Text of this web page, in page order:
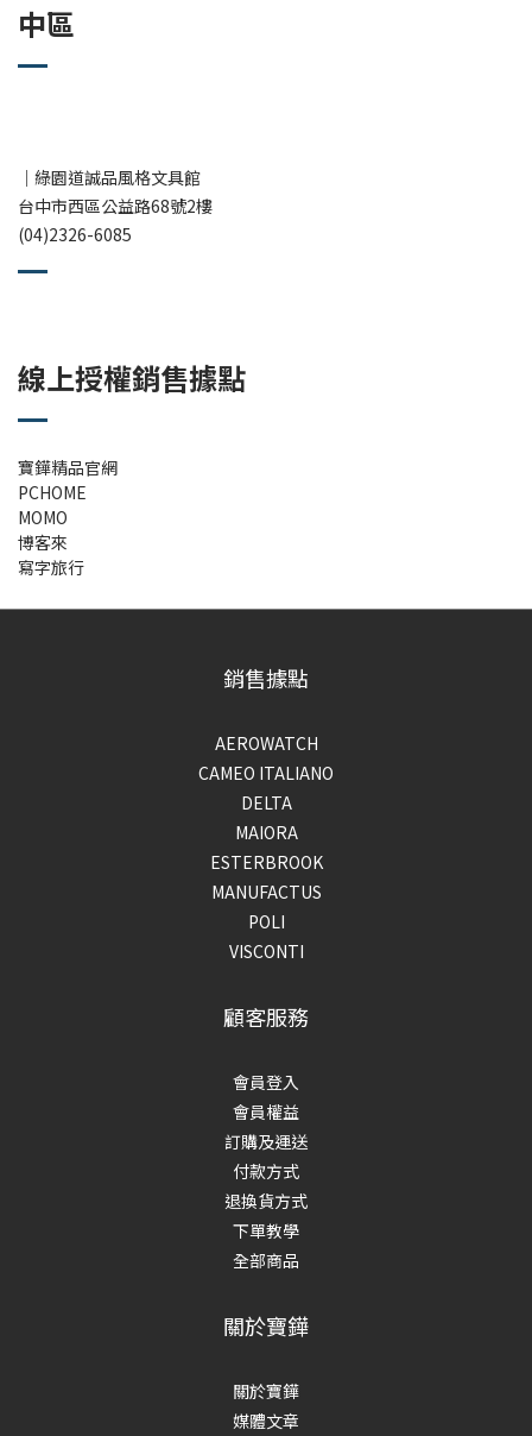
中區
｜綠園道誠品風格文具館
台中市西區公益路68號2樓
(04)2326-6085
線上授權銷售據點
寶鏵精品官網
PCHOME
MOMO
博客來
寫字旅行
銷售據點
AEROWATCH
CAMEO ITALIANO
DELTA
MAIORA
ESTERBROOK
MANUFACTUS
POLI
VISCONTI
顧客服務
會員登入
會員權益
訂購及運送
付款方式
退換貨方式
下單教學
全部商品
關於寶鏵
關於寶鏵
媒體文章